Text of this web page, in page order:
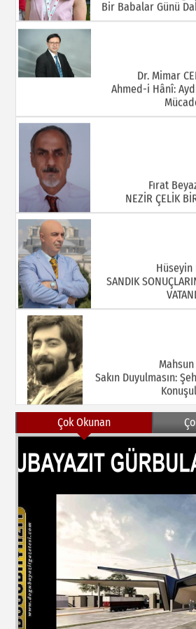
Bir Babalar Günü
Dr. Mimar
Ahmed-i Hânî:
Fırat
NEZİR ÇELİK
Hüseyin
SANDIK
Sakın Duyulmasın:
DOĞUBAYAZIT
NEZİR
DOĞUBAYAZIT’TA
Çok Okunan